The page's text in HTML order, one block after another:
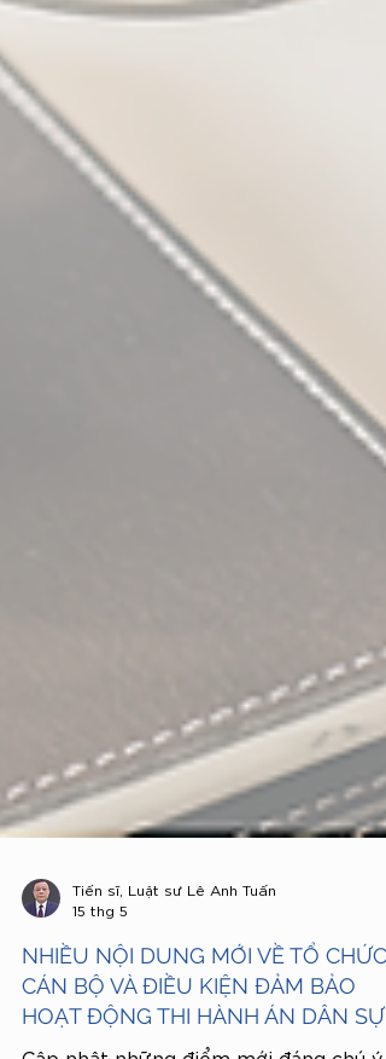
15 thg 5
NHIỀU NỘI DUNG MỚI VỀ TỔ CHỨC
CÁN BỘ VÀ ĐIỀU KIỆN ĐẢM BẢO